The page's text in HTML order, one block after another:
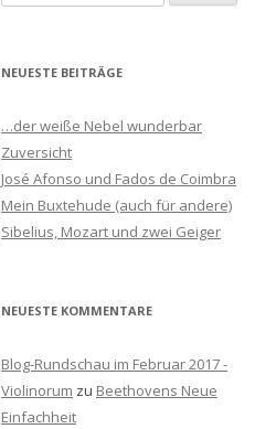
u
h
n
a
c
h
NEUESTE BEITRÄGE
…der weiße Nebel wunderbar
Zuversicht
José Afonso und Fados de Coimbra
Mein Buxtehude (auch für andere)
Sibelius, Mozart und zwei Geiger
NEUESTE KOMMENTARE
Blog-Rundschau im Februar 2017 -
Violinorum zu Beethovens Neue
Einfachheit